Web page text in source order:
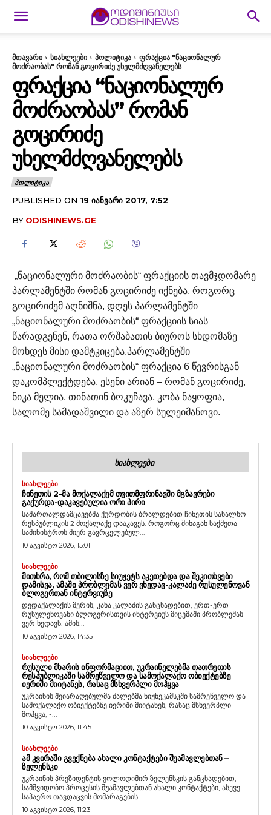
მთავარი სიახლეები პოლიტიკა
ფრაქცია "ნაციონალურ
მოძრაობას" რომან გოცირიძე უხელმძღვანელებს
ᲤᲠᲐᲥᲪᲘᲐ “ᲜᲐᲪᲘᲝᲜᲐᲚᲣᲠ
ᲛᲝᲫᲠᲐᲝᲑᲐᲡ” ᲠᲝᲛᲐᲜ
ᲒᲝᲪᲘᲠᲘᲫᲔ
ᲣᲮᲔᲚᲛᲫᲦᲕᲐᲜᲔᲚᲔᲑᲡ
ᲞᲝᲚᲘᲢᲘᲙᲐ
PUBLISHED ON 19 ᲘᲐᲜᲕᲐᲠᲘ 2017, 7:52
BY ODISHINEWS.GE
„ნაციონალური მოძრაობის“ ფრაქციის თავმჯდომარე
პარლამენტში რომან გოცირიძე იქნება. როგორც
გოცირიძემ აღნიშნა, დღეს პარლამენტში
„ნაციონალური მოძრაობის“ ფრაქციის სიას
წარადგენენ, რათა ორშაბათის ბიუროს სხდომაზე
მოხდეს მისი დამტკიცება.პარლამენტში
„ნაციონალური მოძრაობის“ ფრაქცია 6 წევრისგან
დაკომპლექტდება. ესენი არიან – რომან გოცირიძე,
ნიკა მელია, თინათინ ბოკუჩავა, კობა ნაყოფია,
სალომე სამადაშვილი და აზერ სულეიმანოვი.
ᲡᲘᲐᲮᲚᲔᲔᲑᲘ
ᲡᲘᲐᲮᲚᲔᲔᲑᲘ
ᲩᲘᲜᲔᲗᲘᲡ 2-ᲛᲐ ᲛᲝᲥᲐᲚᲐᲥᲔᲛ ᲗᲕᲘᲗᲛᲤᲠᲘᲜᲐᲕᲨᲘ ᲛᲒᲖᲐᲕᲠᲔᲑᲘ
ᲒᲐᲥᲣᲠᲓᲐ-ᲓᲐᲙᲐᲕᲔᲑᲣᲚᲘᲐ ᲝᲠᲘ ᲞᲘᲠᲘ
სამართალდამცავებმა ქურდობის ბრალდებით ჩინეთის სახალხო
რესპუბლიკის 2 მოქალაქე დააკავეს. როგორც შინაგან საქმეთა
სამინისტროს მიერ გავრცელებულ...
10 აგვისტო 2026, 15:01
ᲡᲘᲐᲮᲚᲔᲔᲑᲘ
ᲛᲘᲗᲮᲠᲐ, ᲠᲝᲛ ᲗᲑᲘᲚᲘᲡᲖᲔ ᲡᲘᲣᲟᲔᲢᲡ ᲐᲙᲔᲗᲔᲑᲓᲐ ᲓᲐ ᲨᲔᲙᲘᲗᲮᲕᲔᲑᲘ
ᲓᲐᲛᲘᲡᲕᲐ, ᲐᲛᲐᲨᲘ ᲞᲠᲝᲑᲚᲔᲛᲐᲡ ᲕᲔᲠ ᲕᲮᲔᲓᲐᲕ-ᲙᲐᲚᲐᲫᲔ ᲠᲣᲡᲣᲚᲔᲜᲝᲕᲐᲜ
ᲑᲚᲝᲒᲔᲠᲗᲐᲜ ᲘᲜᲢᲔᲠᲕᲘᲣᲖᲔ
დედაქალაქის მერის, კახა კალაძის განცხადებით, ერთ-ერთ
რუსულენოვანი ბლოგერისთვის ინტერვიუს მიცემაში პრობლემას
ვერ ხედავს. ამის...
10 აგვისტო 2026, 14:35
ᲡᲘᲐᲮᲚᲔᲔᲑᲘ
ᲠᲣᲡᲣᲚᲘ ᲛᲮᲐᲠᲘᲡ ᲘᲜᲤᲝᲠᲛᲐᲪᲘᲘᲗ, ᲣᲙᲠᲐᲘᲜᲔᲚᲔᲑᲛᲐ ᲗᲐᲗᲠᲔᲗᲘᲡ
ᲠᲔᲡᲞᲣᲑᲚᲘᲙᲐᲨᲘ ᲡᲐᲛᲠᲔᲬᲕᲔᲚᲝ ᲓᲐ ᲡᲐᲛᲝᲥᲐᲚᲐᲥᲝ ᲝᲑᲘᲔᲥᲢᲔᲑᲖᲔ
ᲘᲔᲠᲘᲨᲘ ᲛᲘᲘᲢᲐᲜᲔᲡ, ᲠᲐᲡᲐᲪ ᲛᲡᲮᲕᲔᲠᲞᲚᲘ ᲛᲝᲰᲧᲕᲐ
უკრაინის შეიარაღებულმა ძალებმა ნიჟნეკამსკში სამრეწველო და
სამოქალაქო ობიექტებზე იერიში მიიტანეს, რასაც მსხვერპლი
მოჰყვა, -...
10 აგვისტო 2026, 11:45
ᲡᲘᲐᲮᲚᲔᲔᲑᲘ
ᲐᲛ ᲙᲕᲘᲠᲐᲨᲘ ᲒᲕᲔᲥᲜᲔᲑᲐ ᲐᲮᲐᲚᲘ ᲙᲝᲜᲢᲐᲥᲢᲔᲑᲘ ᲨᲣᲐᲛᲐᲕᲚᲔᲑᲗᲐᲜ –
ᲖᲔᲚᲔᲜᲡᲙᲘ
უკრაინის პრეზიდენტის ვოლოდიმირ ზელენსკის განცხადებით,
სამშვიდობო პროცესის შუამავლებთან ახალი კონტაქტები, ასევე
საჰაერო თავდაცვის მომარაგების...
10 აგვისტო 2026, 11:23